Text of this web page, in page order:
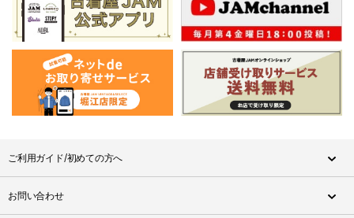
ご利用ガイド/初めての方へ
お問い合わせ